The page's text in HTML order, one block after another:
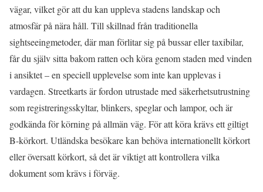
vägar, vilket gör att du kan uppleva stadens landskap och
atmosfär på nära håll. Till skillnad från traditionella
sightseeingmetoder, där man förlitar sig på bussar eller taxibilar,
får du själv sitta bakom ratten och köra genom staden med vinden
i ansiktet – en speciell upplevelse som inte kan upplevas i
vardagen. Streetkarts är fordon utrustade med säkerhetsutrustning
som registreringsskyltar, blinkers, speglar och lampor, och är
godkända för körning på allmän väg. För att köra krävs ett giltigt
B-körkort. Utländska besökare kan behöva internationellt körkort
eller översatt körkort, så det är viktigt att kontrollera vilka
dokument som krävs i förväg.